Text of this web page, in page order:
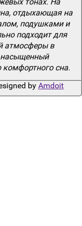
отдыхающая на
подушками и
подходит для
атмосферы в
насыщенный
сна.
by Amdoit